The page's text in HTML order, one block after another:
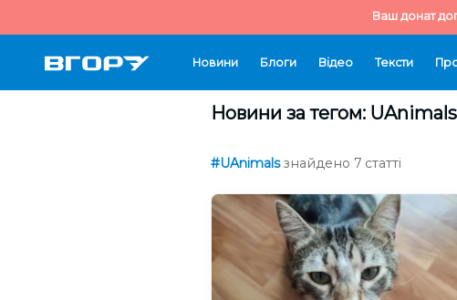
Ваш донат
Новини Блоги Відео Тексти
Новини за тегом: UAnimals
#UAnimals знайдено 7 статті